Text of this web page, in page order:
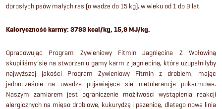
dorosłych psów małych ras (o wadze do 15 kg), w wieku od 1 do 9 lat.
Kaloryczność karmy: 3793 kcal/kg, 15,9 MJ/kg.
Opracowując Program Żywieniowy Fitmin Jagnięcina Z Wołowiną
skupiliśmy się na stworzeniu gamy karm z jagnięciną, które uzupełniłyby
najwyższej jakości Program Żywieniowy Fitmin z drobiem, mając
jednocześnie na uwadze pojawiające się nietolerancje pokarmowe.
Naszym zamiarem jest ograniczenie możliwości wystąpienia reakcji
alergicznych na mięso drobiowe, kukurydzę i pszenicę, dlatego nowa linia